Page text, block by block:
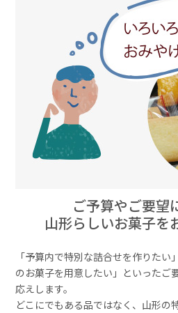
ご予算やご要望
山形らしいお菓子を
「予算内で特別な詰合せを作りた
のお菓子を用意したい」といったご
応えします。
どこにでもある品ではなく、山形の